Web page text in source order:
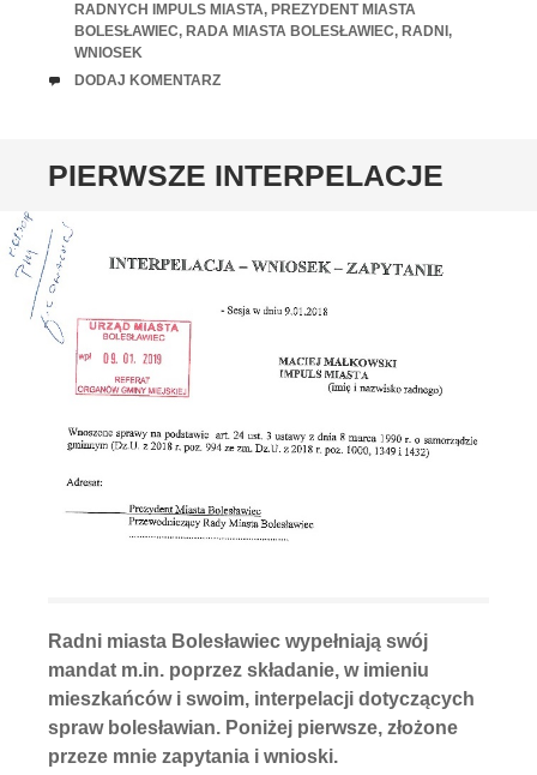
RADNYCH IMPULS MIASTA, PREZYDENT MIASTA
BOLESŁAWIEC, RADA MIASTA BOLESŁAWIEC, RADNI ,
WNIOSEK
UWAGI
DODAJ KOMENTARZ
PIERWSZE INTERPELACJE
Radni miasta Bolesławiec wypełniają swój
mandat m.in. poprzez składanie, w imieniu
mieszkańców i swoim, interpelacji dotyczących
spraw bolesławian. Poniżej pierwsze, złożone
przeze mnie zapytania i wnioski.